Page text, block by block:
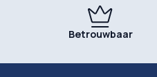
Betrouwbaar